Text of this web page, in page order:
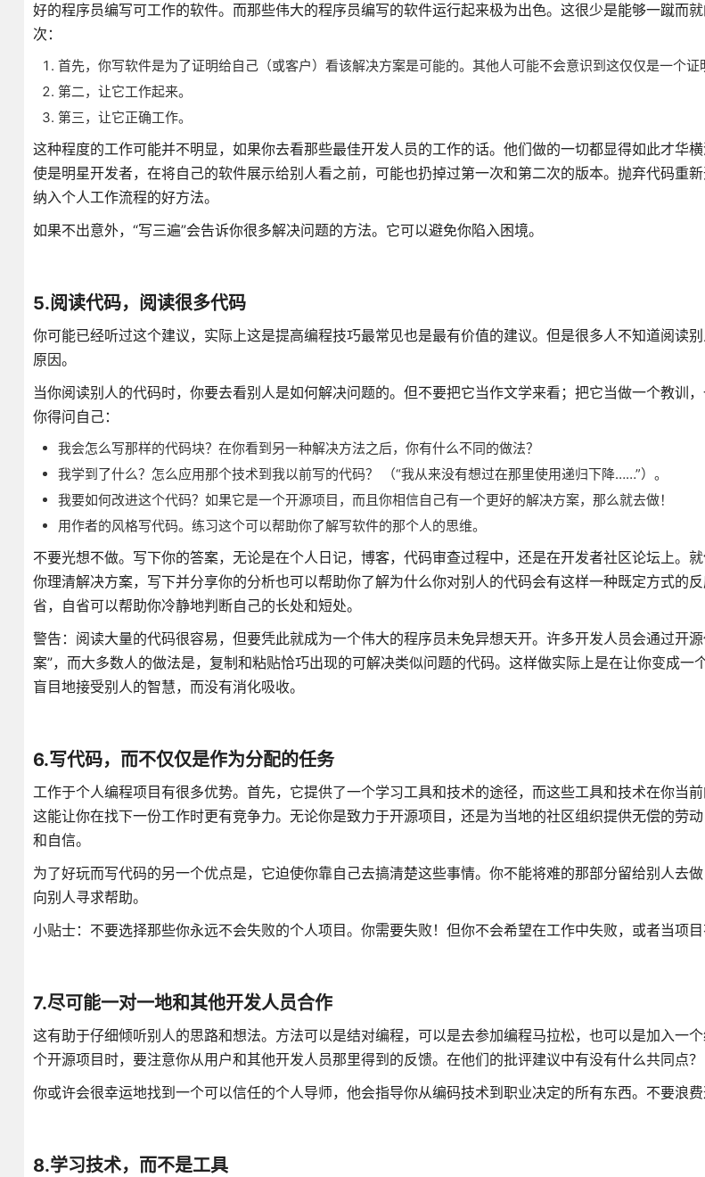
好的程序员编写可工作的软件。而那些伟大的程序员编写的软件运行起来极为出色。这很少是能够一蹴而
次：
首先，你写软件是为了证明给自己（或客户）看该解决方案是可能的。其他人可能不会意识到这仅仅是一个证
第二，让它工作起来。
第三，让它正确工作。
这种程度的工作可能并不明显，如果你去看那些最佳开发人员的工作的话。他们做的一切都显得如此才华
使是明星开发者，在将自己的软件展示给别人看之前，可能也扔掉过第一次和第二次的版本。抛弃代码重
纳入个人工作流程的好方法。
如果不出意外，“写三遍”会告诉你很多解决问题的方法。它可以避免你陷入困境。
5.阅读代码，阅读很多代码
你可能已经听过这个建议，实际上这是提高编程技巧最常见也是最有价值的建议。但是很多人不知道阅读
原因。
当你阅读别人的代码时，你要去看别人是如何解决问题的。但不要把它当作文学来看；把它当做一个教训，
你得问自己：
我会怎么写那样的代码块？在你看到另一种解决方法之后，你有什么不同的做法？
我学到了什么？怎么应用那个技术到我以前写的代码？ （“我从来没有想过在那里使用递归下降……”）。
我要如何改进这个代码？如果它是一个开源项目，而且你相信自己有一个更好的解决方案，那么就去做！
用作者的风格写代码。练习这个可以帮助你了解写软件的那个人的思维。
不要光想不做。写下你的答案，无论是在个人日记，博客，代码审查过程中，还是在开发者社区论坛上。
你理清解决方案，写下并分享你的分析也可以帮助你了解为什么你对别人的代码会有这样一种既定方式的
省，自省可以帮助你冷静地判断自己的长处和短处。
警告：阅读大量的代码很容易，但要凭此就成为一个伟大的程序员未免异想天开。许多开发人员会通过开
案”，而大多数人的做法是，复制和粘贴恰巧出现的可解决类似问题的代码。这样做实际上是在让你变成一
盲目地接受别人的智慧，而没有消化吸收。
6.写代码，而不仅仅是作为分配的任务
工作于个人编程项目有很多优势。首先，它提供了一个学习工具和技术的途径，而这些工具和技术在你当
这能让你在找下一份工作时更有竞争力。无论你是致力于开源项目，还是为当地的社区组织提供无偿的劳
和自信。
为了好玩而写代码的另一个优点是，它迫使你靠自己去搞清楚这些事情。你不能将难的那部分留给别人去
向别人寻求帮助。
小贴士：不要选择那些你永远不会失败的个人项目。你需要失败！但你不会希望在工作中失败，或者当项目
7.尽可能一对一地和其他开发人员合作
这有助于仔细倾听别人的思路和想法。方法可以是结对编程，可以是去参加编程马拉松，也可以是加入一
个开源项目时，要注意你从用户和其他开发人员那里得到的反馈。在他们的批评建议中有没有什么共同点？
你或许会很幸运地找到一个可以信任的个人导师，他会指导你从编码技术到职业决定的所有东西。不要浪费
8.学习技术，而不是工具